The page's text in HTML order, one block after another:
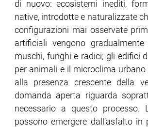
di nuovo: ecosistemi inediti,
native, introdotte e naturalizzate
configurazioni mai osservate
artificiali vengono
muschi, funghi e radici; gli edifici
per animali e il microclima
alla presenza crescente della
domanda aperta riguarda
necessario a questo processo.
possono emergere dall’asfalto in